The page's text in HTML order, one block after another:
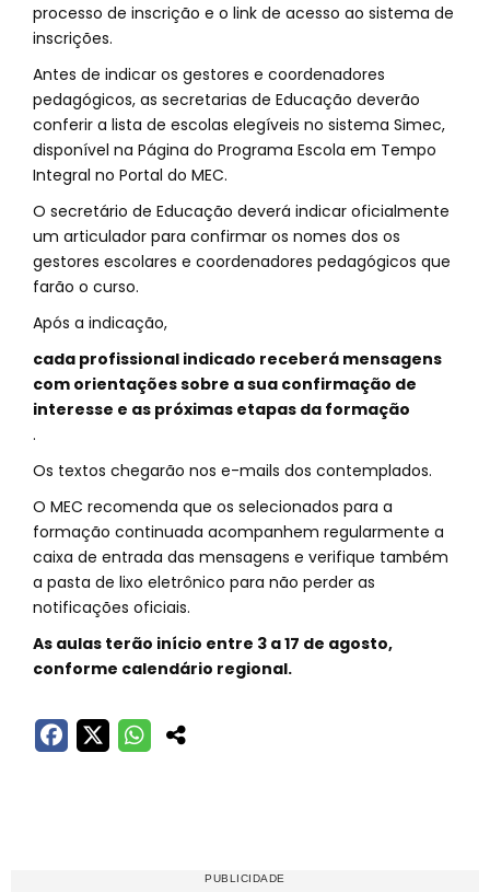
processo de inscrição e o link de acesso ao sistema de
inscrições.
Antes de indicar os gestores e coordenadores
pedagógicos, as secretarias de Educação deverão
conferir a lista de escolas elegíveis no sistema Simec,
disponível na Página do Programa Escola em Tempo
Integral no Portal do MEC.
O secretário de Educação deverá indicar oficialmente
um articulador para confirmar os nomes dos os
gestores escolares e coordenadores pedagógicos que
farão o curso.
Após a indicação,
cada profissional indicado receberá mensagens
com orientações sobre a sua confirmação de
interesse e as próximas etapas da formação
.
Os textos chegarão nos e-mails dos contemplados.
O MEC recomenda que os selecionados para a
formação continuada acompanhem regularmente a
caixa de entrada das mensagens e verifique também
a pasta de lixo eletrônico para não perder as
notificações oficiais.
As aulas terão início entre 3 a 17 de agosto,
conforme calendário regional.